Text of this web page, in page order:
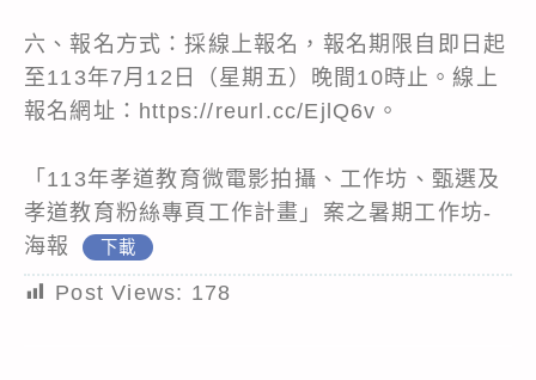
六、報名方式：採線上報名，報名期限自即日起
至113年7月12日（星期五）晚間10時止。線上
報名網址：https://reurl.cc/EjlQ6v。
「113年孝道教育微電影拍攝、工作坊、甄選及
孝道教育粉絲專頁工作計畫」案之暑期工作坊-
海報
下載
Post Views: 178